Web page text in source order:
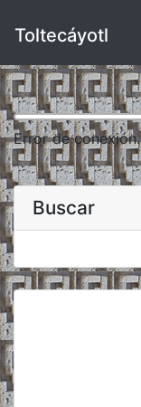
Toltecáyotl
Error de conexión.
Buscar